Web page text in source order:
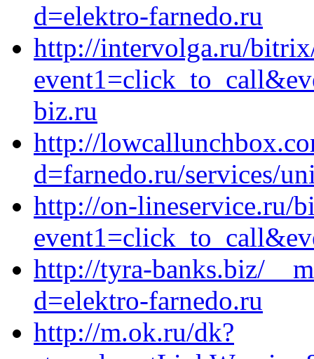
d=elektro-farnedo.ru
http://intervolga.ru/
biz.ru
http://
d=farnedo.ru/services/
http://on-lineservice.ru/
http://tyra-banks.biz/
d=elektro-farnedo.ru
http://m.ok.ru/dk?